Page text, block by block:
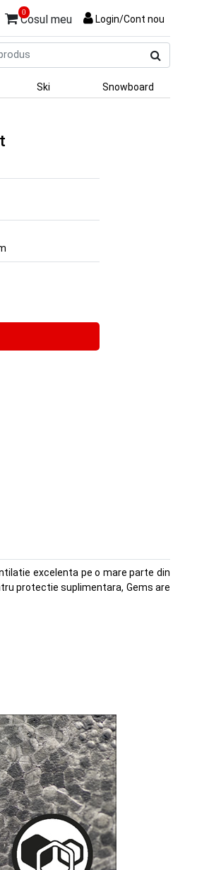
0
Cosul meu Login/Cont nou
produs
Ski Snowboard
excelenta pe o mare parte din
protectie suplimentara, Gems are